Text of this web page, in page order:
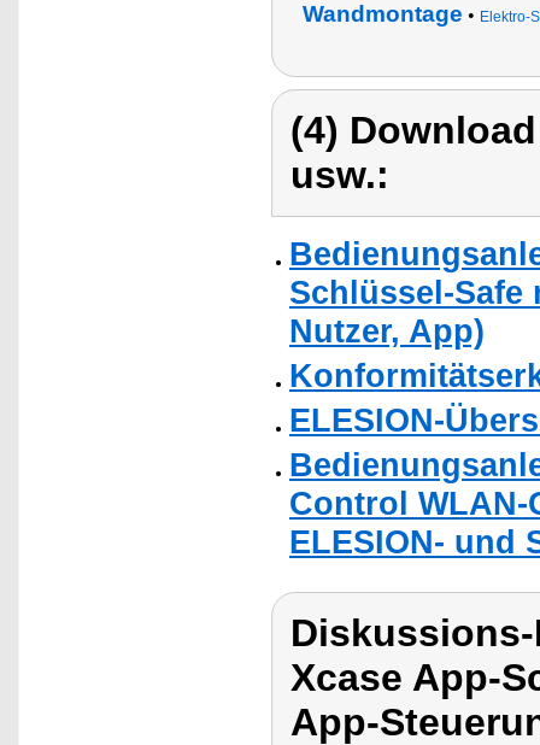
Wandmontage • Elektro-
(4)
usw.:
Schlüssel-Safe
Nutzer, App)
ELESION-
Control
ELESION- und
Xcase App-
App-